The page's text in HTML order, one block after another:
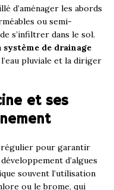
d’aménager les abords
ou semi-
s’infiltrer dans le sol.
système de drainage
pluviale et la diriger
et ses
régulier pour garantir
d’algues
souvent l’utilisation
ou le brome, qui